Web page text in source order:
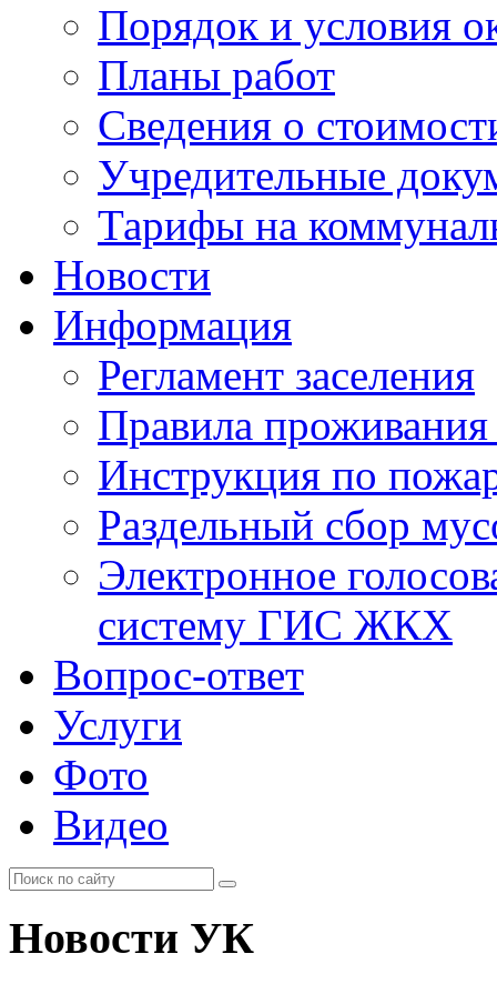
Порядок и условия
Планы работ
Сведения о
Учредительные
Тарифы на
Новости
Информация
Регламент заселения
Правила
Инструкция по
Раздельный сбор
Электронное
систему ГИС ЖКХ
Вопрос-ответ
Услуги
Фото
Видео
Новости УК